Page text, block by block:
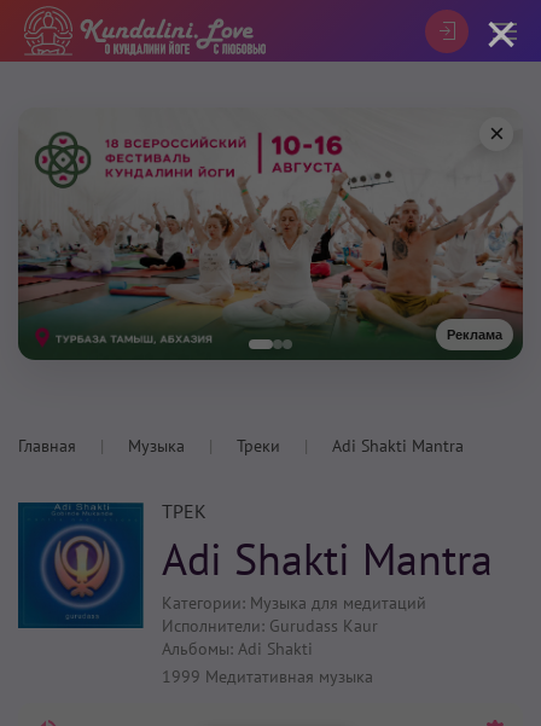
Реклама
×
Главная Музыка Треки Adi Shakti Mantra
ТРЕК
Adi Shakti Mantra
Категории: Музыка для медитаций
Исполнители: Gurudass Kaur
Альбомы:Adi Shakti
1999 Медитативная музыка
×